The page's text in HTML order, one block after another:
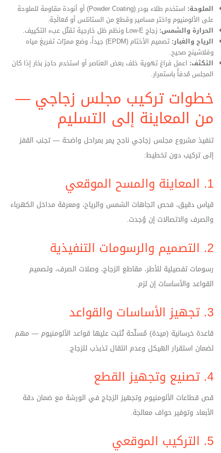
الملوحة:
استخدم طلاء بودر (Powder Coating) أو أنودة مقاومة للملوحة
على الألومنيوم واختر مسامير وقطع من الستانلس أو مُعالَجة.
الحرارة والشمس: زجاج Low‑E ونظم ظل خارجية تقلّل عبء التكييف.
الرياح والغبار:
تصميم الأختام (EPDM) جيداً، وضع ممرّات تفريغ مياه
وفلاشينج صحيح.
التكثف: اعمل فراغ تهوية خلف بعض العناصر أو استخدم حاجز بخار إذا كان
المجلس مُدفأً باستمرار.
خطوات تركيب مجلس زجاجي —
من المعاينة إلى التسليم
تنفيذ مشروع مجلس زجاجي ناجح يمر بمراحل واضحة — تجنب القفز
إلى تركيب دون تخطيط:
1. المعاينة والمسح الموقعي
قياس دقيق، فحص اتجاهات الشمس والرياح، ومعرفة مداخل الكهرباء
والصرف والاتصالات إن وُجدت.
2. التصميم والرسومات التنفيذية
رسومات تفصيلية للأطر، مقاطع الزجاج، وصلات الصرف، وتصميم
القواعد والأساسات إن لزم.
3. تجهيز الأساسات والقواعد
قاعدة خرسانية (ميدة) مُسلّحة تُثبت عليها قواعد الألومنيوم — مهم
لضمان استقرار الهيكل وعدم انتقال تذبذب للزجاج.
4. تصنيع وتجهيز القطع
قص قطاعات الألومنيوم وتجهيز الزجاج في الورشة مع ضمان دقة
الأبعاد وتوفير حواف معالجة.
5. التركيب الموقعي